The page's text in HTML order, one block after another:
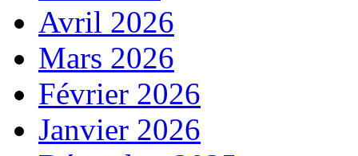
Avril 2026
Mars 2026
Février 2026
Janvier 2026